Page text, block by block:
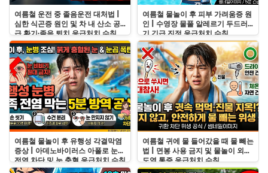
여름철 운전 중 졸음운전 대처법 |
심한 식곤증 원인 및 차 내 산소 공
급 환기·졸음 퇴치 응급처치 수칙
여름철 물놀이 후 피부 가려움증 원
인 | 수영장 물풀 알레르기 두드러
기 긴급 진정 응급처치 수칙
여름철 물놀이 후 유행성 각결막염
증상 | 아데노바이러스 아폴로 눈병
전염 차단 및 눈 충혈 응급처치 수칙
여름철 귀에 물 들어갔을 때 물 빼는
법 | 면봉 사용 금지 및 물놀이 외이
도염 통증 응급처치 수칙